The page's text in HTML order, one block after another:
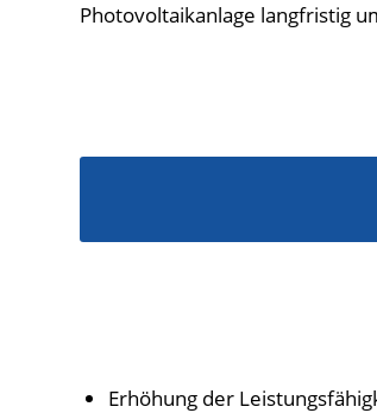
Photovoltaikanlage langfristig
Erhöhung der